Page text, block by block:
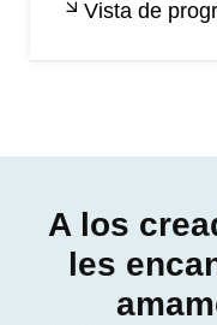
Vista de
A los
les